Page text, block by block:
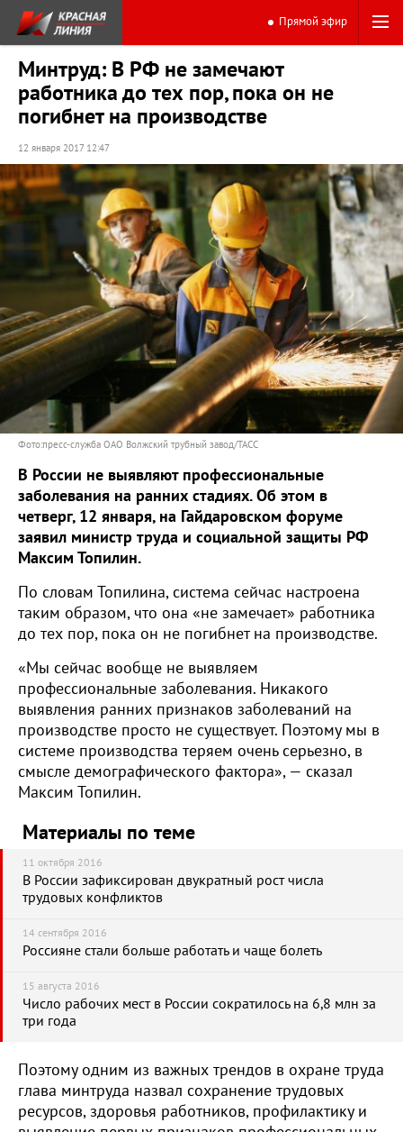
Прямой эфир
Минтруд: В РФ не замечают
работника до тех пор, пока он не
погибнет на производстве
12 января 2017 12:47
Фото:пресс-служба ОАО Волжский трубный завод/ТАСС
В России не выявляют профессиональные
заболевания на ранних стадиях. Об этом в
четверг, 12 января, на Гайдаровском форуме
заявил министр труда и социальной защиты РФ
Максим Топилин.
По словам Топилина, система сейчас настроена
таким образом, что она «не замечает» работника
до тех пор, пока он не погибнет на производстве.
«Мы сейчас вообще не выявляем
профессиональные заболевания. Никакого
выявления ранних признаков заболеваний на
производстве просто не существует. Поэтому мы в
системе производства теряем очень серьезно, в
смысле демографического фактора», — сказал
Максим Топилин.
Материалы по теме
11 октября 2016
В России зафиксирован двукратный рост числа
трудовых конфликтов
14 сентября 2016
Россияне стали больше работать и чаще болеть
15 августа 2016
Число рабочих мест в России сократилось на 6,8 млн за
три года
Поэтому одним из важных трендов в охране труда
глава минтруда назвал сохранение трудовых
ресурсов, здоровья работников, профилактику и